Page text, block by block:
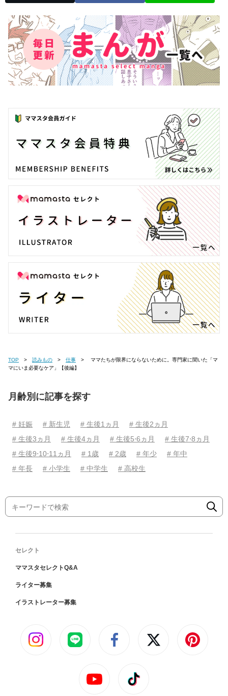
TOP 読みもの 仕事
マにいま必要なケア」【後編】
月齢別に記事を探す
# 妊娠 # 新生児 # 生後1ヵ月
# 生後2ヵ月
# 生後3ヵ月
# 生後4ヵ月 # 生後5⋅6ヵ月
# 生後7⋅8ヵ月
# 生後9⋅10⋅11ヵ月
# 1歳 # 2歳 # 年少
# 年中
# 年長
# 小学生 # 中学生 # 高校生
セレクト
ママスタセレクトQ&A
ライター募集
イラストレーター募集